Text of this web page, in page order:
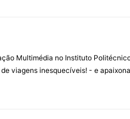
Multimédia no Instituto
viagens inesquecíveis! - e